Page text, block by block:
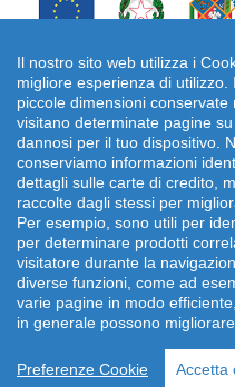
Il nostro sito web utilizza i
migliore esperienza di
piccole dimensioni
visitano determinate pagine
dannosi per il tuo dispositivo.
conserviamo informazioni
dettagli sulle carte di credito,
raccolte dagli stessi per
Per esempio, sono utili per
per determinare prodotti
visitatore durante la
diverse funzioni, come ad
varie pagine in modo
in generale possono
Preferenze Cookie Accetta
Copyright 2026
Cestia 1C, 00153